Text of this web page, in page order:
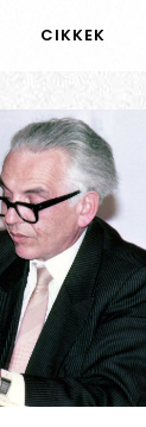
CIKKEK